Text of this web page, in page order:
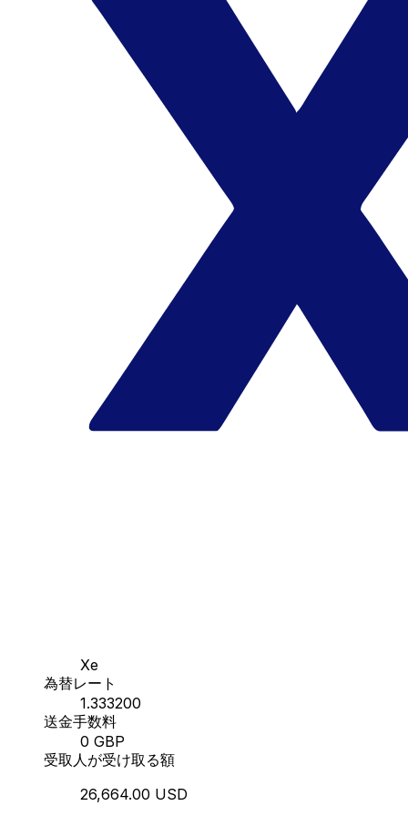
Xe
為替レート
1.333200
送金手数料
0 GBP
受取人が受け取る額
26,664.00 USD